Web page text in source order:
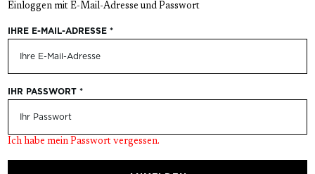
Einloggen mit E-Mail-Adresse und Passwort
IHRE E-MAIL-ADRESSE *
IHR PASSWORT *
Ich habe mein Passwort vergessen.